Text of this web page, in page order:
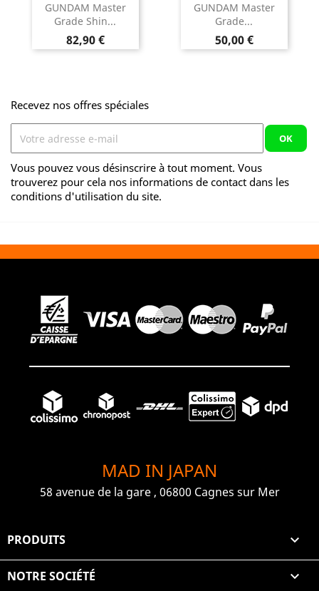
GUNDAM Master
Grade Shin...
Prix
82,90 €
GUNDAM Master
Grade...
Prix
50,00 €
Recevez nos offres spéciales
Vous pouvez vous désinscrire à tout moment. Vous
trouverez pour cela nos informations de contact dans les
conditions d'utilisation du site.
MAD IN JAPAN
58 avenue de la gare , 06800 Cagnes sur Mer
PRODUITS 
NOTRE SOCIÉTÉ 